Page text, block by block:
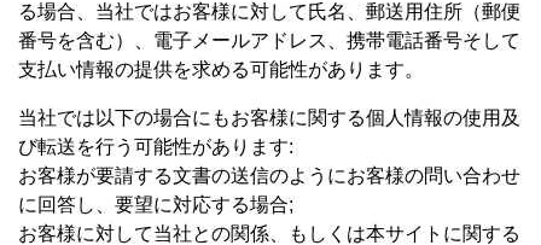
る場合、当社ではお客様に対して氏名、郵送用住所（郵便
番号を含む）、電子メールアドレス、携帯電話番号そして
支払い情報の提供を求める可能性があります。
当社では以下の場合にもお客様に関する個人情報の使用及
び転送を行う可能性があります:
お客様が要請する文書の送信のようにお客様の問い合わせ
に回答し、要望に対応する場合;
お客様に対して当社との関係、もしくは本サイトに関する